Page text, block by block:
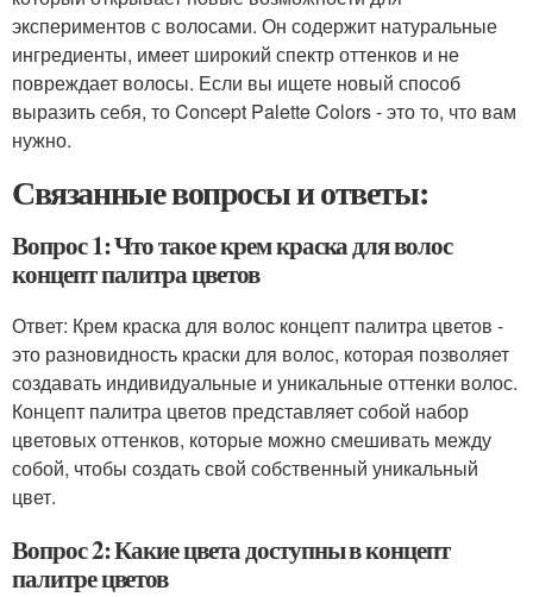
экспериментов с волосами. Он содержит натуральные
ингредиенты, имеет широкий спектр оттенков и не
повреждает волосы. Если вы ищете новый способ
выразить себя, то Concept Palette Colors - это то, что вам
нужно.
Связанные вопросы и ответы:
Вопрос 1: Что такое крем краска для волос
концепт палитра цветов
Ответ: Крем краска для волос концепт палитра цветов -
это разновидность краски для волос, которая позволяет
создавать индивидуальные и уникальные оттенки волос.
Концепт палитра цветов представляет собой набор
цветовых оттенков, которые можно смешивать между
собой, чтобы создать свой собственный уникальный
цвет.
Вопрос 2: Какие цвета доступны в концепт
палитре цветов